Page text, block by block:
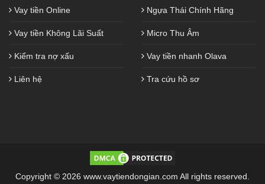
Vay tiền Online
Vay tiền Không Lãi Suất
Kiểm tra nợ xấu
Liên hệ
Ngựa Thái Chính Hãng
Micro Thu Âm
Vay tiền nhanh Olava
Tra cứu hồ sơ
Copyright © 2026 www.vaytiendongian.com All rights reserved.